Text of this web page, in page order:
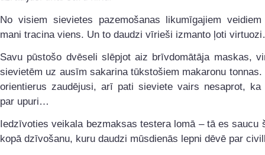
No visiem sievietes pazemošanas likumīgajiem
mani tracina viens. Un to daudzi vīrieši izmanto ļoti
Savu pūstošo dvēseli slēpjot aiz brīvdomātāja maskas,
sievietēm uz ausīm sakarina tūkstošiem makaronu tonnas.
orientierus zaudējusi, arī pati sieviete vairs nesaprot,
par upuri…
Iedzīvoties veikala bezmaksas testera lomā – tā es saucu
kopā dzīvošanu, kuru daudzi mūsdienās lepni dēvē par